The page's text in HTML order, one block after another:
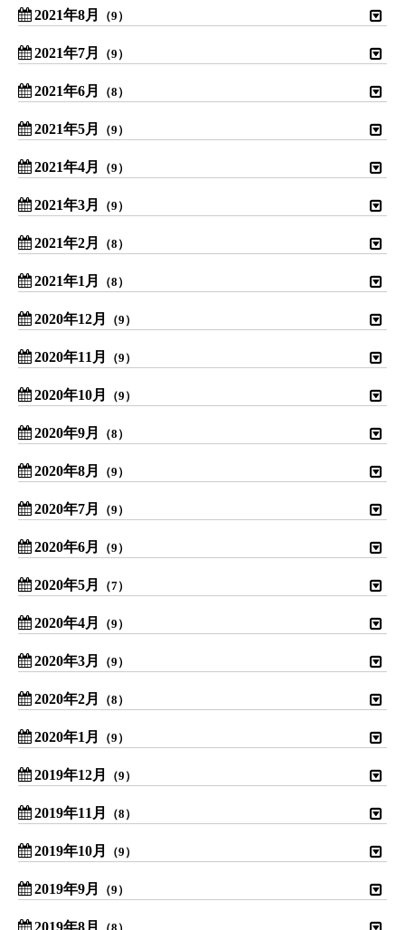
2021年8月 （9）
2021年7月 （9）
2021年6月 （8）
2021年5月 （9）
2021年4月 （9）
2021年3月 （9）
2021年2月 （8）
2021年1月 （8）
2020年12月 （9）
2020年11月 （9）
2020年10月 （9）
2020年9月 （8）
2020年8月 （9）
2020年7月 （9）
2020年6月 （9）
2020年5月 （7）
2020年4月 （9）
2020年3月 （9）
2020年2月 （8）
2020年1月 （9）
2019年12月 （9）
2019年11月 （8）
2019年10月 （9）
2019年9月 （9）
2019年8月